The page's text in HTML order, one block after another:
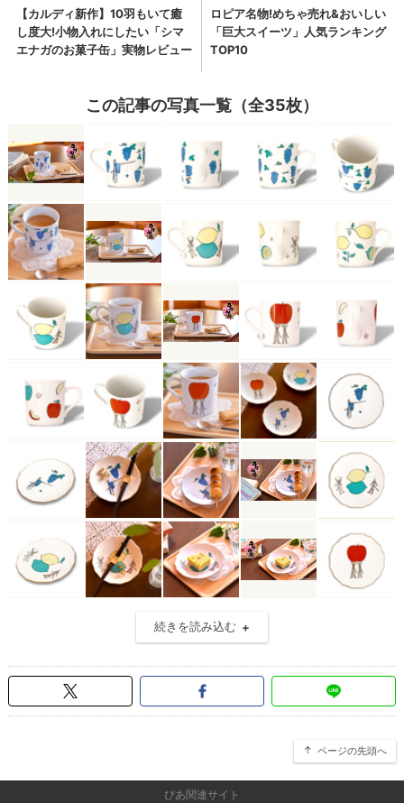
この記事の写真一覧（全35枚）
続きを読み込む
ページの先頭へ
ぴあ関連サイト